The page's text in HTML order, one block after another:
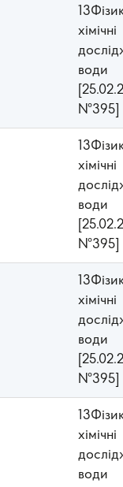
хімічні
води
№395]
хімічні
води
№395]
хімічні
води
№395]
хімічні
води